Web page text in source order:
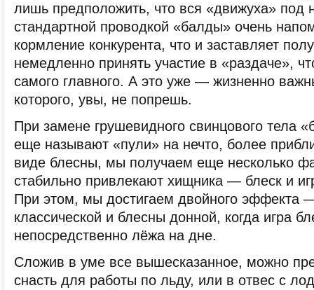
лишь предположить, что вся «движуха» под
стандартной проводкой «балды» очень
кормление конкурента, что и заставляет
немедленно принять участие в «раздаче»,
самого главного. А это уже — жизненно
которого, увы, не попрешь.
При замене грушевидного свинцового тела
еще называют «пули» на нечто, более
виде блесны, мы получаем еще несколько
стабильно привлекают хищника — блеск и
При этом, мы достигаем двойного эффекта
классической и блесны донной, когда игра
непосредственно лёжа на дне.
Сложив в уме все вышесказанное, можно
снасть для работы по льду, или в отвес с